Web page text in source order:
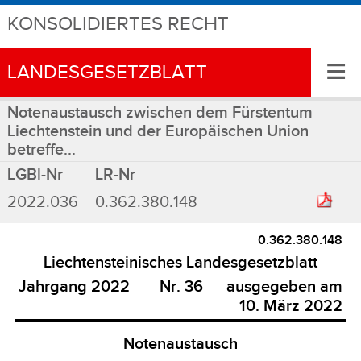
KONSOLIDIERTES RECHT
LANDESGESETZBLATT ≡
Notenaustausch zwischen dem Fürstentum
Liechtenstein und der Europäischen Union
betreffe...
LGBl-Nr
LR-Nr
2022.036
0.362.380.148